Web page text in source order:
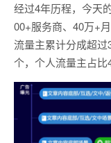
经过4年历程，今天
00+服务商、40万+
流量主累计分成超
个，个人流量主占比